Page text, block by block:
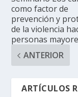
como factor de
prevención y
de la violencia
personas
ANTERIOR
ARTÍCULOS